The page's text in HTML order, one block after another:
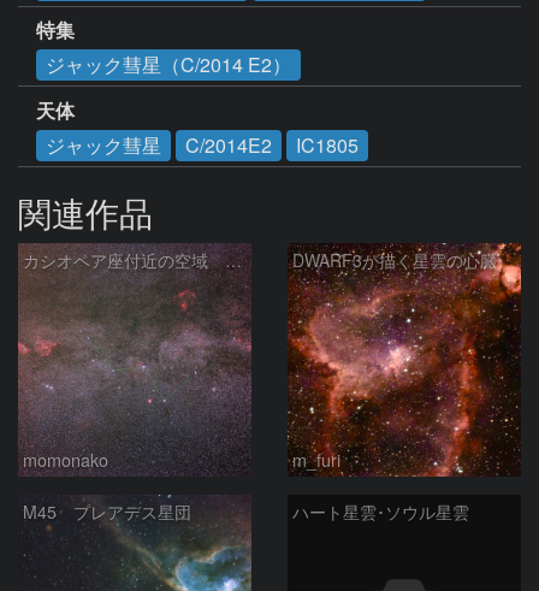
特集
ジャック彗星（C/2014 E2）
天体
ジャック彗星
C/2014E2 IC1805
関連作品
カシオペア座付近の空域 260720
momonako
DWARF3が描く星雲の心臓
m_furi
M45 プレアデス星団 ハート星雲･ソウル星雲